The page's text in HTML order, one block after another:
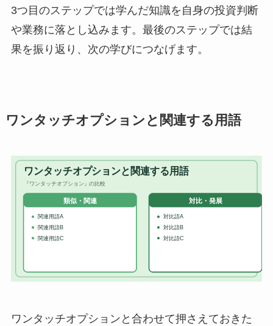
3つ目のステップでは学んだ知識を自身の投資判断
や業務に落とし込みます。最後のステップでは結
果を振り返り、次の学びにつなげます。
ワンタッチオプションと関連する用語
ワンタッチオプションと合わせて押さえておきた